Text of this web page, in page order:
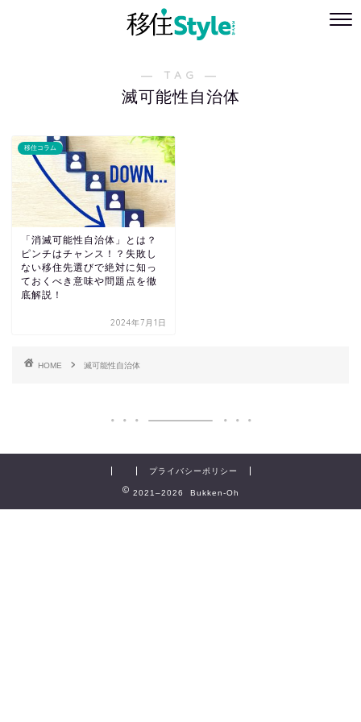
― TAG ―
滅可能性自治体
移住コラム
「消滅可能性自治体」とは？
ピンチはチャンス！？失敗し
ない移住先選びで絶対に知っ
ておくべき意味や問題点を徹
底解説！
2024年7月1日
HOME 滅可能性自治体
プライバシーポリシー
2021–2026 Bukken-Oh